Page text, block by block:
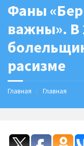
Фаны
важны». В
расизме
Главная Главная